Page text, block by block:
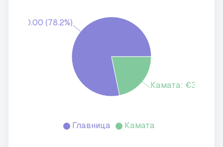
(78.2%)
Камата:
Главница Камата